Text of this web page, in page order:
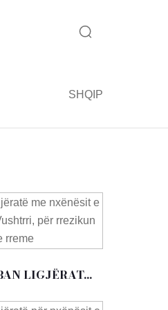
SHQIP
LIGJËRAT...